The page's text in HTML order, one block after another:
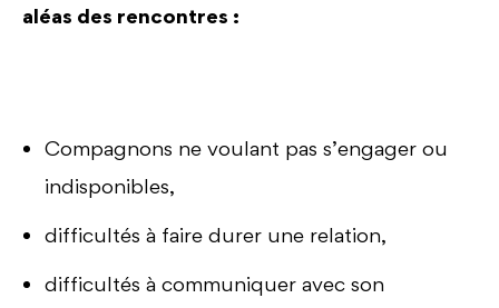
aléas des rencontres :
Compagnons ne voulant pas s’engager ou
indisponibles,
difficultés à faire durer une relation,
difficultés à communiquer avec son